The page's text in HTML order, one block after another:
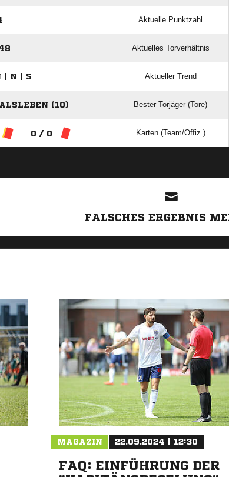
Aktuelle Punktzahl
Aktuelles Torverhältnis
| N | S Aktueller Trend
(10) Bester Torjäger (Tore)
0 / 0 Karten (Team/Offiz.)
FALSCHES ERGEBNIS
MAGAZIN 22.09.2024 | 12:30
FAQ: EINFÜHRUNG DER